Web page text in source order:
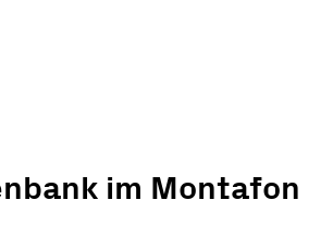
im Montafon